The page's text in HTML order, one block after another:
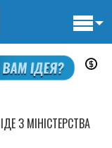
З МІНІСТЕРСТВА